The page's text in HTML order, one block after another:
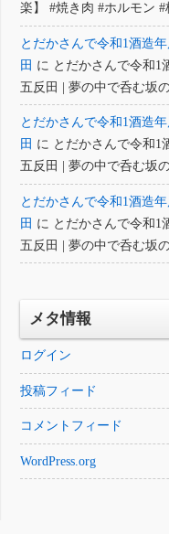
楽】 #焼き肉 #ホルモン
とだかさんで令和1酒造
田 に とだかさんで令和1
五反田 | 夢の中で呑む坂
とだかさんで令和1酒造
田 に とだかさんで令和1
五反田 | 夢の中で呑む坂
とだかさんで令和1酒造
田 に とだかさんで令和1
五反田 | 夢の中で呑む坂
メタ情報
ログイン
投稿フィード
コメントフィード
WordPress.org